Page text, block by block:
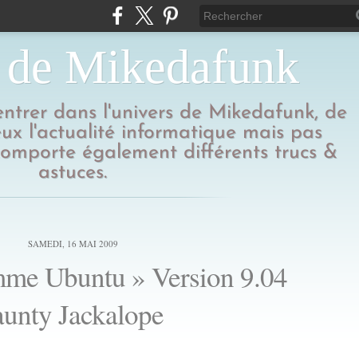
Mikedafunk
dans l'univers de Mikedafunk, de
l'actualité informatique mais pas
également différents trucs &
astuces.
SAMEDI, 16 MAI 2009
Ubuntu » Version 9.04
Jackalope